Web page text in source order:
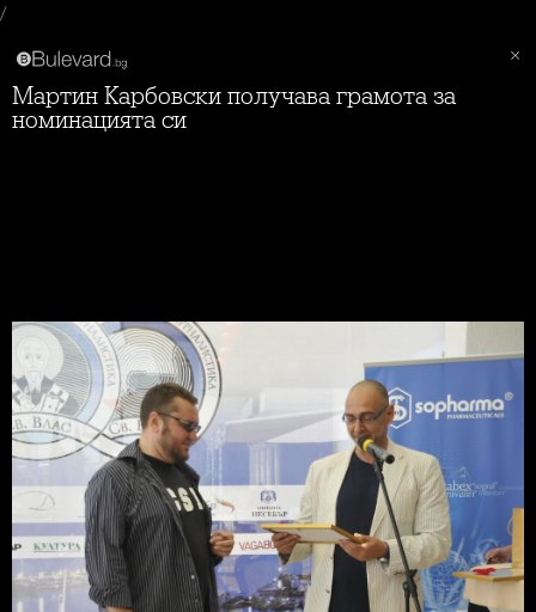
/
Мартин Карбовски получава грамота за
номинацията си